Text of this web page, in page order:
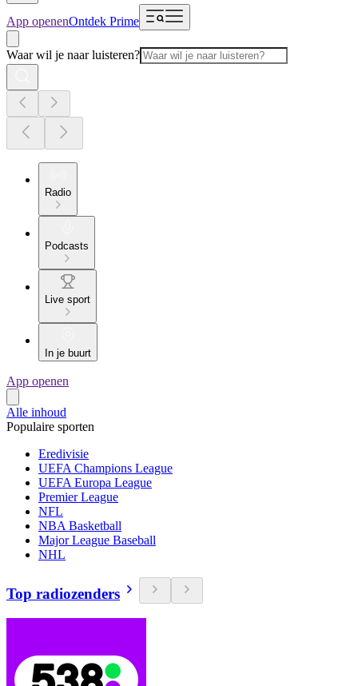
App openenOntdek Prime
Waar wil je naar luisteren?
Radio
Podcasts
Live sport
In je buurt
App openen
Alle inhoud
Populaire sporten
Eredivisie
UEFA Champions League
UEFA Europa League
Premier League
NFL
NBA Basketball
Major League Baseball
NHL
Top radiozenders